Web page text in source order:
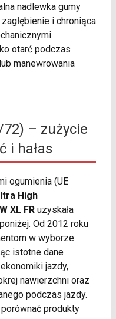
nadlewka gumy
i chroniąca
otarć podczas
manewrowania
– zużycie
i hałas
ogumienia (UE
High
XL FRuzyskała
Od 2012 roku
w wyborze
istotne dane
jazdy,
nawierzchni oraz
podczas jazdy.
produkty